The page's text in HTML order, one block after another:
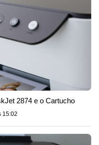
2874 e o Cartucho
15:02